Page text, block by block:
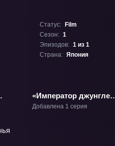
Статус:
Film
Сезон: 1
Эпизодов: 1 из 1
Страна: Япония
«Император джунглей
(2009)» Фильм-1
Добавлена 1 серия